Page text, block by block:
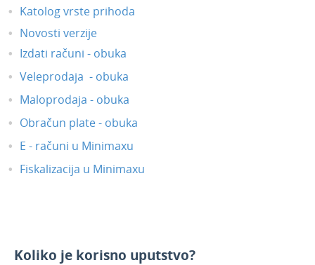
Katolog vrste prihoda
Novosti verzije
Izdati računi - obuka
Veleprodaja - obuka
Maloprodaja - obuka
Obračun plate - obuka
E - računi u Minimaxu
Fiskalizacija u Minimaxu
Koliko je korisno uputstvo?